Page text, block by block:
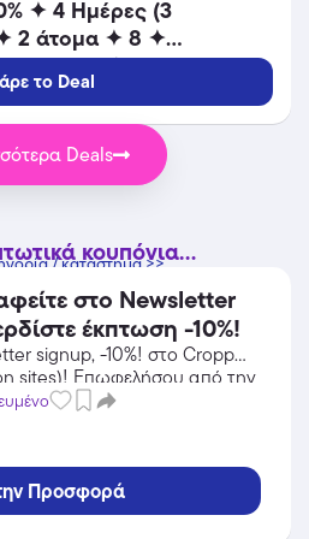
✦ 4 Ημέρες (3
✦ 2 άτομα ✦ 8 ✦
2026 ✦ Επιπλέον 1
και ΕΠΙΠΛΕΟΝ έως
το Deal
Deals
κουπόνια...
/ κατάστημα >>
στο Newsletter
έκπτωση -10%!
signup, -10%! στο Cropp
sites)! Επωφελήσου από την
σε Ένδυση του Cropp
Προσφορά